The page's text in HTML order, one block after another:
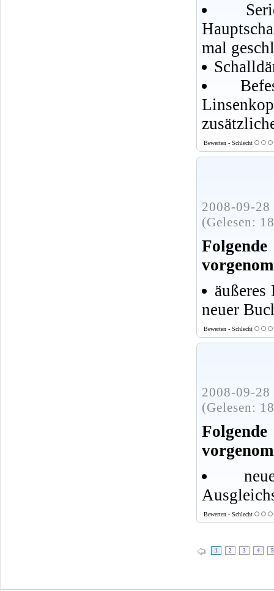
mal
Bewerten - Schlecht
2008-09-
(Gelesen:
neuer
Bewerten - Schlecht
2008-09-
(Gelesen:
Bewerten - Schlecht
1 2 3 4 5